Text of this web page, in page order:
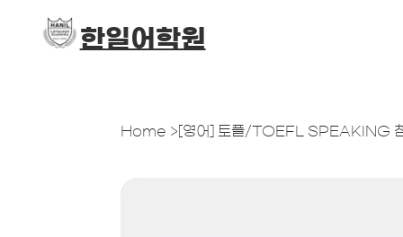
​한일어학원
Home > [영어] 토플/TOEFL SPEAKING